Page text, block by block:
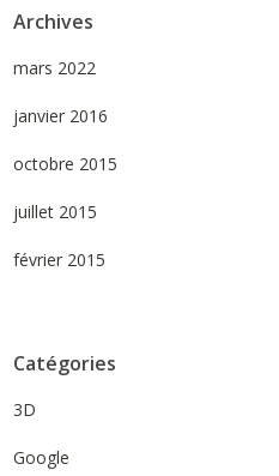
Archives
mars 2022
janvier 2016
octobre 2015
juillet 2015
février 2015
Catégories
3D
Google